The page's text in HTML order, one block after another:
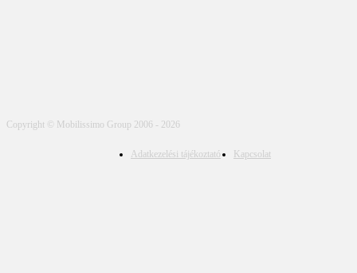
Copyright © Mobilissimo Group 2006 - 2026
Adatkezelési tájékoztató Kapcsolat